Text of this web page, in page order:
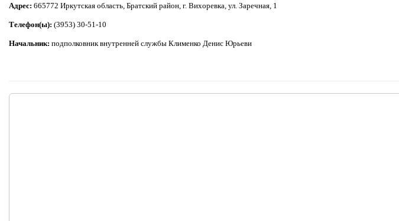
Адрес: 665772 Иркутская область, Братский район, г. Вихоревка, ул. Заречная, 1
Телефон(ы): (3953) 30-51-10
Начальник: подполковник внутренней службы Клименко Денис Юрьеви